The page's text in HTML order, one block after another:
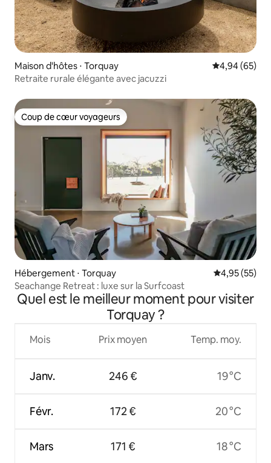
Maison d'hôtes ⋅ Torquay Évaluation
4,94 (65)
Retraite rurale élégante avec jacuzzi
Coup de cœur voyageurs
Coup de cœur voyageurs
Hébergement ⋅ Torquay Évaluation
4,95 (55)
Seachange Retreat : luxe sur la Surfcoast
Quel est le meilleur moment pour visiter
Torquay ?
Mois
Janv.
Févr.
Mars
Prix moyen
246 €
172 €
171 €
Temp. moy.
19 °C
20 °C
18 °C